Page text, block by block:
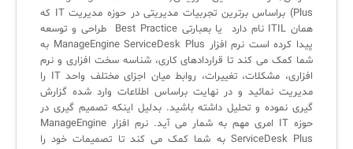
Plus) براساس برترین تجربیات مدیریتی در حوزه مدیریت IT که
همان ITIL نام دارد یا بعبارتی Best Practice طراحی و توسعه
پیدا کرده است نرم افزار ManageEngine ServiceDesk Plus به
شما کمک می کند تا قراردادهای کاری، شناسه سخت افزاری و نرم
افزاری، مشکلات، تغییرات، روابط میان اجزای مختلف واحد IT را
مدیریت نمائید و در نهایت براساس اطلاعات وارد شده گزارش
گیری نموده و تحلیل داشته باشید. بدلیل اینکه تصمیم گیری در
حوزه IT امری مهم به شمار می آید. نرم افزار ManageEngine
ServiceDesk Plus به شما کمک می کند تا تصمیمات خود را
✦
مدیریت خدمات سازمانی
سرویس دسک پلاس MSP
اندپوینت سنترال [سامانه مدیریت نقاط پایانی]
✦
مدیریت خدمات منابع انسانی
CIs Control
مجموعه راهکارهای آیناک
✦
آموزش سیستم مدیریت خدمات فناوری اطلاعات
نکته‌های کلیدی برای مدیر انفورماتیک
آموزش‌ ویدیویی مفاهیم سرویس دسک
لیست دوره‌ها
مقالات آموزشی